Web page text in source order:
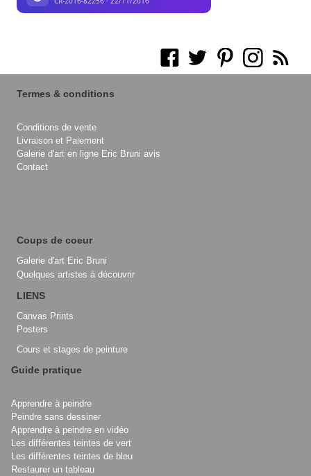
Termes & conditions
Conditions de vente
Livraison et Paiement
Galerie d'art en ligne Eric Bruni avis
Contact
Coups de coeur
Galerie d'art Eric Bruni
Quelques artistes à découvrir
LIENS
Canvas Prints
Posters
Cours et stages de peinture
Guide pratique
Apprendre à peindre
Peindre sans dessiner
Apprendre à peindre en vidéo
Les différentes teintes de vert
Les différentes teintes de bleu
Restaurer un tableau